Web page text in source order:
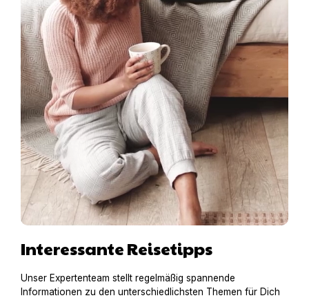
Interessante Reisetipps
Unser Expertenteam stellt regelmäßig spannende
Informationen zu den unterschiedlichsten Themen für Dich